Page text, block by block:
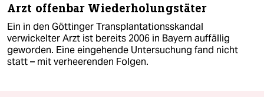
Arzt offenbar Wiederholungstäter
Ein in den Göttinger Transplantationsskandal
verwickelter Arzt ist bereits 2006 in Bayern auffällig
geworden. Eine eingehende Untersuchung fand nicht
statt – mit verheerenden Folgen.